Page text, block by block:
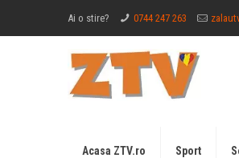
Ai o stire? 0744 247 263
Acasa ZTV.ro Sport